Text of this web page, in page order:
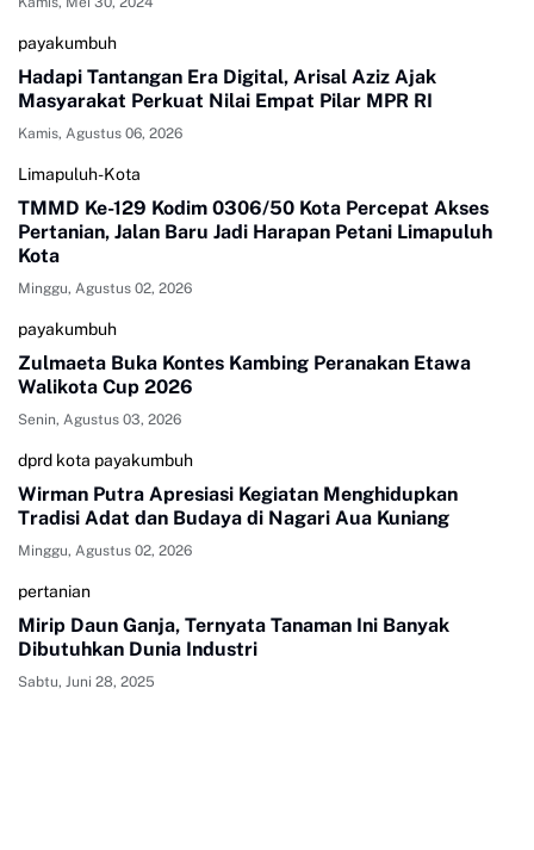
payakumbuh
Hadapi Tantangan Era Digital, Arisal Aziz Ajak
Masyarakat Perkuat Nilai Empat Pilar MPR RI
Kamis, Agustus 06, 2026
Limapuluh-Kota
TMMD Ke-129 Kodim 0306/50 Kota Percepat Akses
Pertanian, Jalan Baru Jadi Harapan Petani Limapuluh
Kota
Minggu, Agustus 02, 2026
payakumbuh
Zulmaeta Buka Kontes Kambing Peranakan Etawa
Walikota Cup 2026
Senin, Agustus 03, 2026
dprd kota payakumbuh
Wirman Putra Apresiasi Kegiatan Menghidupkan
Tradisi Adat dan Budaya di Nagari Aua Kuniang
Minggu, Agustus 02, 2026
pertanian
Mirip Daun Ganja, Ternyata Tanaman Ini Banyak
Dibutuhkan Dunia Industri
Sabtu, Juni 28, 2025